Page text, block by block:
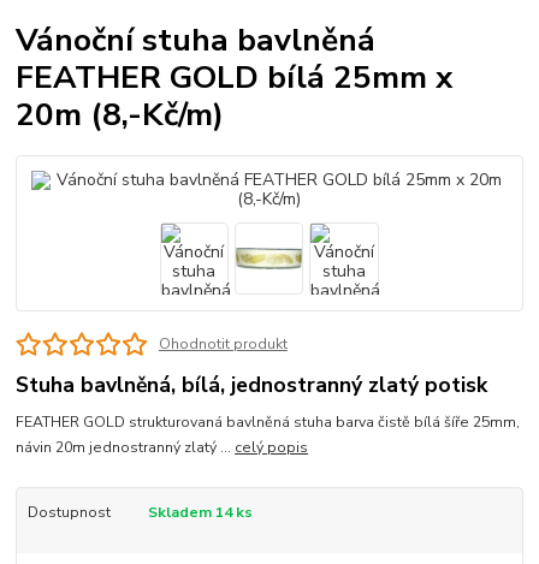
Vánoční stuha bavlněná
FEATHER GOLD bílá 25mm x
20m (8,-Kč/m)
Ohodnotit produkt
Stuha bavlněná, bílá, jednostranný zlatý potisk
FEATHER GOLD strukturovaná bavlněná stuha barva čistě bílá šíře 25mm,
návin 20m jednostranný zlatý ... celý popis
Dostupnost Skladem 14 ks